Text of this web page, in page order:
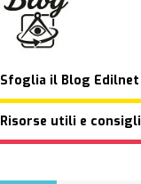
Sfoglia il Blog Edilnet
Risorse utili e consigli